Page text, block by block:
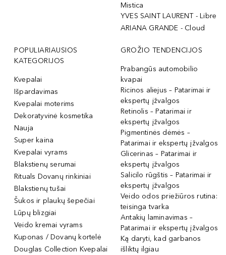
Mistica
YVES SAINT LAURENT - Libre
ARIANA GRANDE - Cloud
POPULIARIAUSIOS
KATEGORIJOS
Kvepalai
Išpardavimas
Kvepalai moterims
Dekoratyvinė kosmetika
Nauja
Super kaina
Kvepalai vyrams
Blakstienų serumai
Rituals Dovanų rinkiniai
Blakstienų tušai
Šukos ir plaukų šepečiai
Lūpų blizgiai
Veido kremai vyrams
Kuponas / Dovanų kortelė
Douglas Collection Kvepalai
GROŽIO TENDENCIJOS
Prabangūs automobilio
kvapai
Ricinos aliejus – Patarimai ir
ekspertų įžvalgos
Retinolis – Patarimai ir
ekspertų įžvalgos
Pigmentinės dėmės –
Patarimai ir ekspertų įžvalgos
Glicerinas – Patarimai ir
ekspertų įžvalgos
Salicilo rūgštis – Patarimai ir
ekspertų įžvalgos
Veido odos priežiūros rutina:
teisinga tvarka
Antakių laminavimas –
Patarimai ir ekspertų įžvalgos
Ką daryti, kad garbanos
išliktų ilgiau